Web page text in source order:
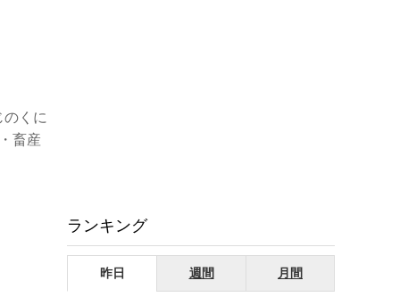
くに
畜産
ランキング
昨日 週間 月間